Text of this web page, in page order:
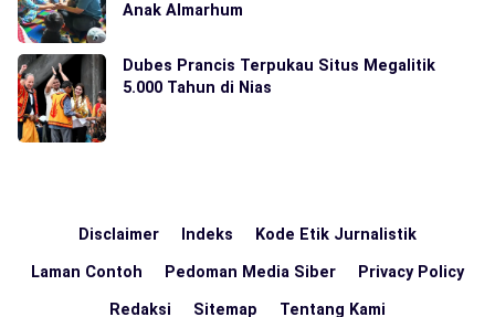
Anak Almarhum
Dubes Prancis Terpukau Situs Megalitik
5.000 Tahun di Nias
Disclaimer Indeks Kode Etik Jurnalistik
Laman Contoh Pedoman Media Siber Privacy Policy
Redaksi Sitemap Tentang Kami